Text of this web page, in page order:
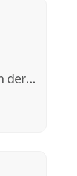
der